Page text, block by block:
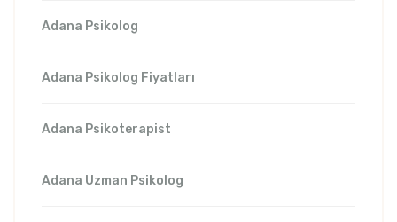
Adana Psikolog
Adana Psikolog Fiyatları
Adana Psikoterapist
Adana Uzman Psikolog